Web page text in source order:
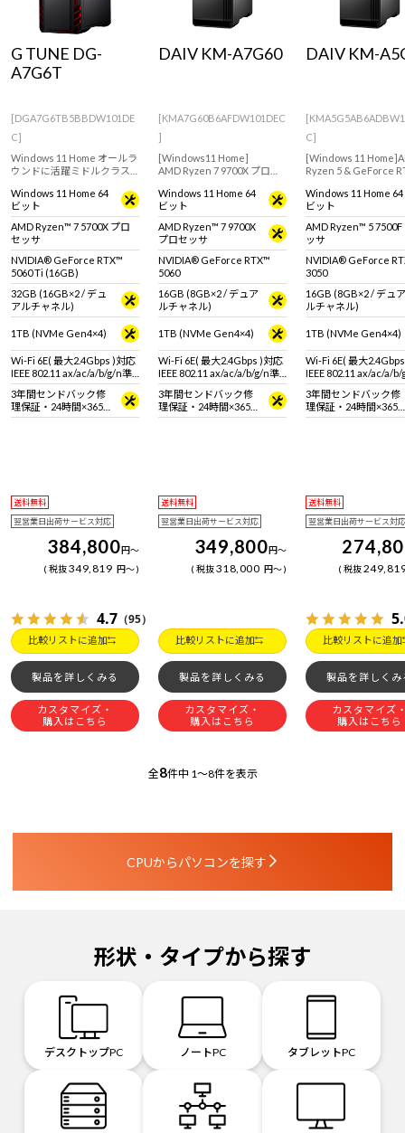
G TUNE DG-
A7G6T
[DGA7G6TB5BBDW101DE
C]
Windows 11 Home オールラ
ウンドに活躍ミドルクラス
RTX 5060 Ti / 16GB & Ryzen
7 5700X 搭載。 ※モニタ・マ
ウス・キーボードは別売り
です。
Windows 11 Home 64
ビット
AMD Ryzen™ 7 5700X プロ
セッサ
NVIDIA® GeForce RTX™
5060 Ti (16GB)
32GB (16GB×2 / デュ
アルチャネル)
1TB (NVMe Gen4×4)
Wi-Fi 6E( 最大2.4Gbps )対応
IEEE 802.11 ax/ac/a/b/g/n準
拠 ＋ Bluetooth 5内蔵
3年間センドバック修
理保証・24時間×365
日電話サポート
送料無料
翌営業日出荷サービス対応
384,800円～
税抜349,819 円～
4.7 （95）
比較リストに追加
製品を詳しくみる
カスタマイズ・
購入はこちら
DAIV KM-A7G60
[KMA7G60B6AFDW101DEC
]
[Windows11 Home]
AMD Ryzen 7 9700X プロセ
搭載したクリエイター向け
デスクトップPC
Windows 11 Home 64
ビット
AMD Ryzen™ 7 9700X
プロセッサ
NVIDIA® GeForce RTX™
5060
16GB (8GB×2 / デュア
ルチャネル)
1TB (NVMe Gen4×4)
Wi-Fi 6E( 最大2.4Gbps )対応
IEEE 802.11 ax/ac/a/b/g/n準
拠 ＋ Bluetooth 5内蔵
3年間センドバック修
理保証・24時間×365
日電話サポート
送料無料
翌営業日出荷サービス対応
349,800円～
税抜318,000 円～
比較リストに追加
製品を詳しくみる
カスタマイズ・
購入はこちら
DAIV KM-
C]
[Windows 11
Ryzen 5 & GeForce
真・動画編集などク
ティブ用途におすす
デル
Windows 11 Home 64
ビット
AMD Ryzen™ 5 7500F
ッサ
NVIDIA® GeForce
3050
16GB (8GB×2 / デュア
ルチャネル)
1TB (NVMe Gen4×4)
Wi-Fi 6E( 最大
IEEE 802.11 ax/ac/a/
拠 ＋ Bluetooth 5内蔵
3年間センドバック修
理保証・24時間×365
日電話サポート
送料無料
翌営業日出荷サービス対応
税抜
比較リストに追加
製品を詳しくみ
カスタマイズ
購入はこちら
全8件中 1～8件を表示
CPUからパソコンを探す
形状・タイプから探す
デスクトップPC ノートPC タブレットPC